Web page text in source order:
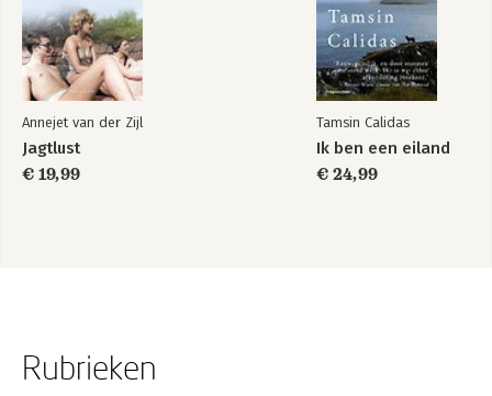
Annejet van der Zijl
Jagtlust
€ 19,99
Tamsin Calidas
Ik ben een eiland
€ 24,99
Rubrieken